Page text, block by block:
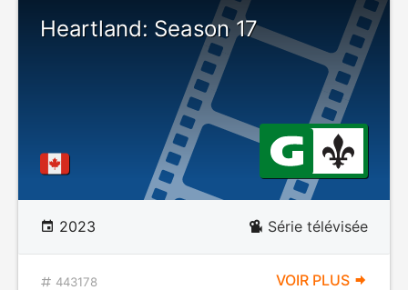
Heartland: Season 17
2023 Série télévisée
443178 VOIR PLUS